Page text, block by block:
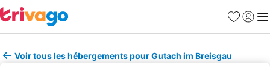
Favoris
Se
Voir tous les hébergements pour Gutach im Breisgau